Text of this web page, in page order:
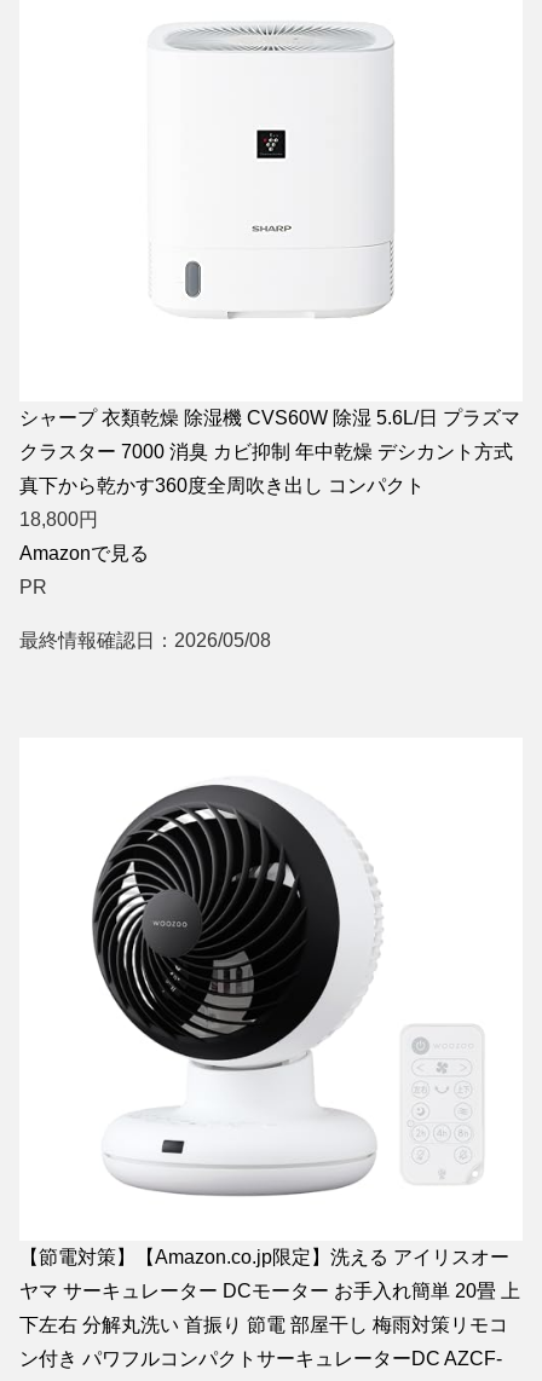
シャープ 衣類乾燥 除湿機 CVS60W 除湿 5.6L/日 プラズマ
クラスター 7000 消臭 カビ抑制 年中乾燥 デシカント方式
真下から乾かす360度全周吹き出し コンパクト
18,800円
Amazonで見る
PR
最終情報確認日：2026/05/08
【節電対策】【Amazon.co.jp限定】洗える アイリスオー
ヤマ サーキュレーター DCモーター お手入れ簡単 20畳 上
下左右 分解丸洗い 首振り 節電 部屋干し 梅雨対策リモコ
ン付き パワフルコンパクトサーキュレーターDC AZCF-